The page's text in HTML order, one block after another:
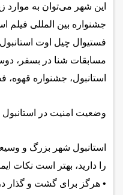
این شهر می‌توان به موارد
جشنواره بین المللی فیلم
فستیوال چیل اوت
مسابقات شنا در بسفر،
استانبول، جشنواره قهوه،
وضعیت امنیت در استانبول
استانبول شهر بزرگ و
را دارید، بهتر است نکات
• هرگز برای گشت و گذار